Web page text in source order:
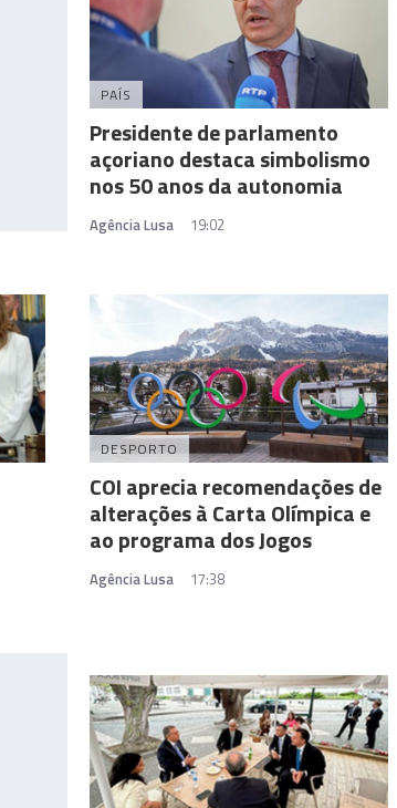
PAÍS
Presidente de parlamento
açoriano destaca simbolismo
nos 50 anos da autonomia
Agência Lusa 19:02
DESPORTO
COI aprecia recomendações de
alterações à Carta Olímpica e
ao programa dos Jogos
Agência Lusa 17:38